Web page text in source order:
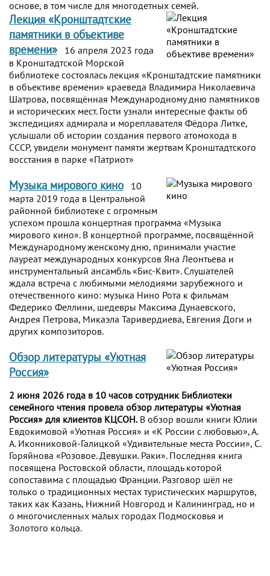
основе, в том числе для многодетных семей.
Лекция «Кронштадтские
памятники в объективе
времени»
16 апреля 2023 года
в Кронштадтской Морской
библиотеке состоялась лекция «Кронштадтские памятники
в объективе времени» краеведа Владимира Николаевича
Шатрова, посвящённая Международному дню памятников
и исторических мест. Гости узнали интересные факты об
экспедициях адмирала и мореплавателя Фёдора Литке,
услышали об истории создания первого атомохода в
СССР, увидели монумент памяти жертвам Кронштадтского
восстания в парке «Патриот»
Музыка мирового кино
10
марта 2019 года в Центральной
районной библиотеке с огромным
успехом прошла концертная программа «Музыка
мирового кино». В концертной программе, посвящённой
Международному женскому дню, принимали участие
лауреат международных конкурсов Яна Леонтьева и
инструментальный ансамбль «Бис-Квит». Слушателей
ждала встреча с любимыми мелодиями зарубежного и
отечественного кино: музыка Нино Рота к фильмам
Федерико Феллини, шедевры Максима Дунаевского,
Андрея Петрова, Микаэла Таривердиева, Евгения Доги и
других композиторов.
Обзор литературы «Уютная
Россия»
2 июня 2026 года в 10 часов сотрудник Библиотеки
семейного чтения провела обзор литературы «Уютная
Россия» для клиентов КЦСОН.В обзор вошли книги Юлии
Евдокимовой «Уютная Россия» и «К России с любовью», А.
А. Иконниковой-Галицкой «Удивительные места России», С.
Горяйнова «Розовое. Девушки. Раки». Последняя книга
посвящена Ростовской области, площадь которой
сопоставима с площадью Франции. Разговор шёл не
только о традиционных местах туристических маршрутов,
таких как Казань, Нижний Новгород и Калининград, но и
о многочисленных малых городах Подмосковья и
Золотого кольца.